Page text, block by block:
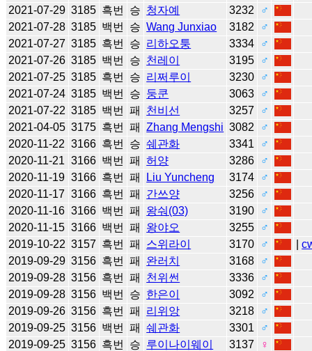
2021-07-29 3185 흑번 승 청자예 3232
♂
2021-07-28 3185 백번 승 Wang Junxiao 3182
♂
2021-07-27 3185 흑번 승 리하오퉁 3334
♂
2021-07-26 3185 백번 승 천레이 3195
♂
2021-07-25 3185 흑번 승 리쩌루이 3230
♂
2021-07-24 3185 백번 승 둥쿤 3063
♂
2021-07-22 3185 백번 패 천비선 3257
♂
2021-04-05 3175 흑번 패 Zhang Mengshi 3082
♂
2020-11-22 3166 흑번 승 쉐관화 3341
♂
2020-11-21 3166 백번 패 허양 3286
♂
2020-11-19 3166 흑번 패 Liu Yuncheng 3174
♂
2020-11-17 3166 흑번 패 간쓰양 3256
♂
2020-11-16 3166 백번 패 왕숴(03) 3190
♂
2020-11-15 3166 백번 패 왕야오 3255
♂
2019-10-22 3157 흑번 패 스위라이 3170 ♂ |
2019-09-29 3156 흑번 패 완러치 3168
♂
2019-09-28 3156 흑번 패 천위썬 3336
♂
2019-09-28 3156 백번 승 한은이 3092
♂
2019-09-26 3156 흑번 패 리위앙 3218
♂
2019-09-25 3156 백번 패 쉐관화 3301
♂
2019-09-25 3156 흑번 승 루이나이웨이 3137
♀